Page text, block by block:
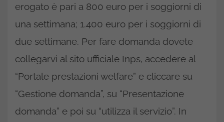
erogato è pari a 800 euro per i soggiorni di
una settimana; 1.400 euro per i soggiorni di
due settimane. Per fare domanda dovete
collegarvi al sito ufficiale Inps, accedere al
“Portale prestazioni welfare” e cliccare su
“Gestione domanda”, su “Presentazione
domanda” e poi su “utilizza il servizio”. In